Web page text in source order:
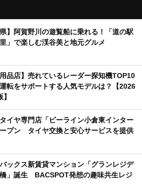
県】阿賀野川の遊覧船に乗れる！「道の駅
」で楽しむ渓谷美と地元グルメ
用品店】売れているレーダー探知機TOP10
運転をサポートする人気モデルは？【2026
イヤ専門店「ビーライン小倉東インター
プン タイヤ交換と安心サービスを提供
ックス新賃貸マンション「グランレジデ
」誕生 BACSPOT発想の趣味共生レジ